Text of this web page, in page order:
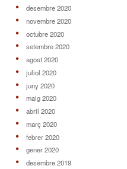
desembre 2020
novembre 2020
octubre 2020
setembre 2020
agost 2020
juliol 2020
juny 2020
maig 2020
abril 2020
març 2020
febrer 2020
gener 2020
desembre 2019